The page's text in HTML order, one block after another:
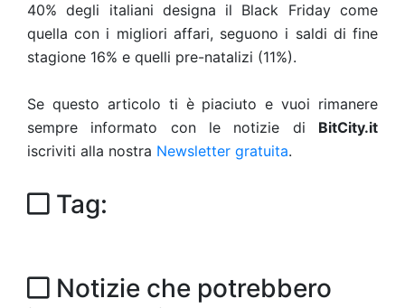
40% degli italiani designa il Black Friday come
quella con i migliori affari, seguono i saldi di fine
stagione 16% e quelli pre-natalizi (11%).
Se questo articolo ti è piaciuto e vuoi rimanere
sempre informato con le notizie di BitCity.it
iscriviti alla nostra Newsletter gratuita.
Tag:
Notizie che potrebbero